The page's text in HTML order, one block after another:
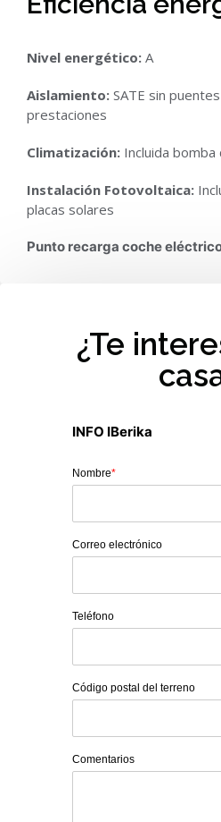
Nivel energético: A
Aislamiento: SATE sin
prestaciones
Climatización: Incluida
Instalación Fotovoltaica:
placas solares
Punto recarga coche
¿Te
INFO IBerika
Nombre*
Correo electrónico
Teléfono
Código postal del terreno
Comentarios